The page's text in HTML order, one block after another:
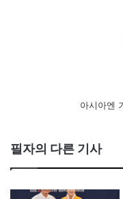
아시아엔
필자의 다른 기사